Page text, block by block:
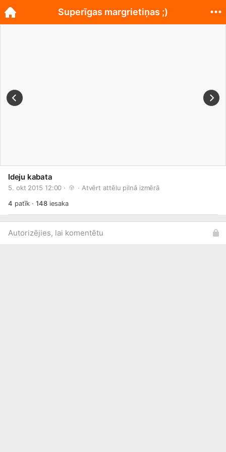
Ideju kabata
5. okt 2015 12:00 · · Atvērt attēlu pilnā izmērā
4 patīk ·148iesaka
Autorizējies, lai komentētu
Superīgas margrietiņas ;)